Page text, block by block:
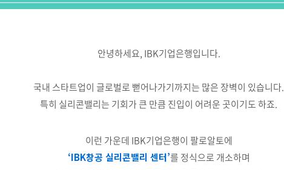
안녕하세요, IBK기업은행입니다.
국내 스타트업이 글로벌로 뻗어나가기까지는 많은 장벽이 있습니다.
특히 실리콘밸리는 기회가 큰 만큼 진입이 어려운 곳이기도 하죠.
이런 가운데 IBK기업은행이 팔로알토에
‘IBK창공 실리콘밸리 센터’를 정식으로 개소하며